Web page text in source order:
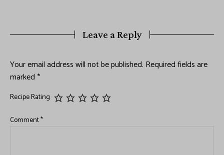
Leave a Reply
Your email address will not be published. Required fields are
marked *
Recipe Rating
Comment*